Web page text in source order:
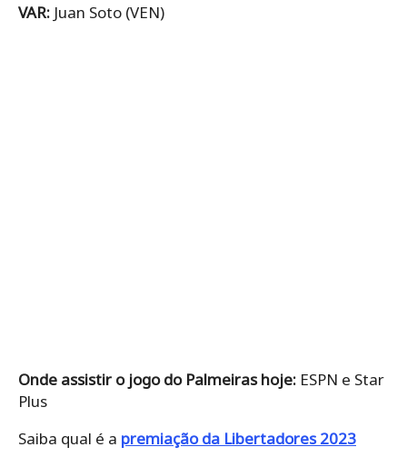
VAR: Juan Soto (VEN)
Onde assistir o jogo do Palmeiras hoje: ESPN e Star
Plus
Saiba qual é a premiação da Libertadores 2023